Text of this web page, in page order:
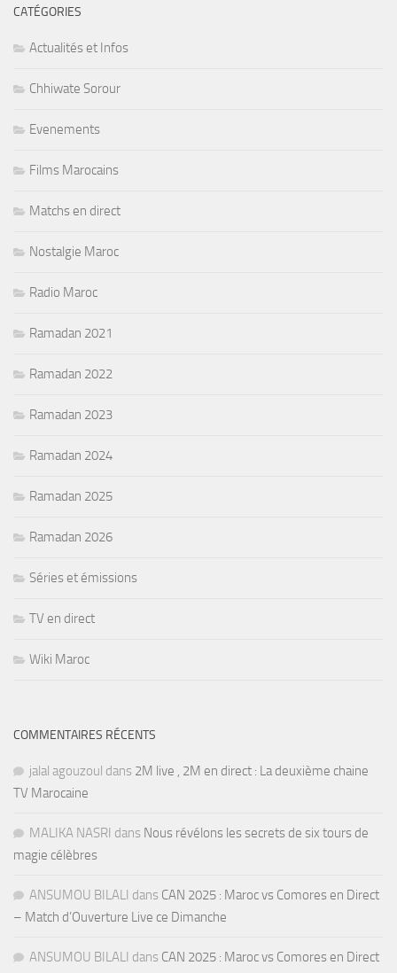
CATÉGORIES
Actualités et Infos
Chhiwate Sorour
Evenements
Films Marocains
Matchs en direct
Nostalgie Maroc
Radio Maroc
Ramadan 2021
Ramadan 2022
Ramadan 2023
Ramadan 2024
Ramadan 2025
Ramadan 2026
Séries et émissions
TV en direct
Wiki Maroc
COMMENTAIRES RÉCENTS
jalal agouzoul dans 2M live , 2M en direct : La deuxième chaine
TV Marocaine
MALIKA NASRI dans Nous révélons les secrets de six tours de
magie célèbres
ANSUMOU BILALI dans CAN 2025 : Maroc vs Comores en Direct
– Match d’Ouverture Live ce Dimanche
ANSUMOU BILALI dans CAN 2025 : Maroc vs Comores en Direct